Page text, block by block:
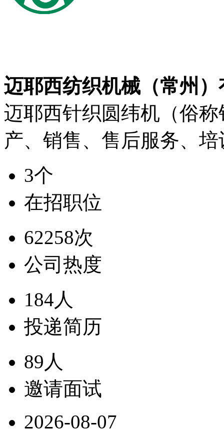
迈耶西纺织机械（常州
迈耶西针织圆纬机（俗
产、销售、售后服务、
3个
在招职位
62258次
公司热度
184人
投递简历
89人
邀请面试
2026-08-07